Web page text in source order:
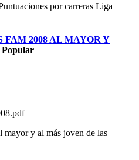
por carreras Liga
FAM 2008 AL MAYOR Y
Popular
mayor y al más joven de las